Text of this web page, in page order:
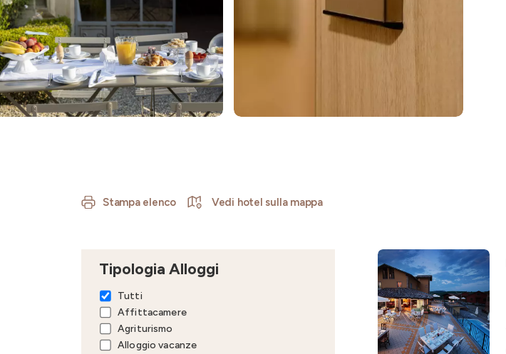
Stampa elenco Vedi hotel sulla mappa
Tipologia Alloggi
Tutti
Affittacamere
Agriturismo
Alloggio vacanze